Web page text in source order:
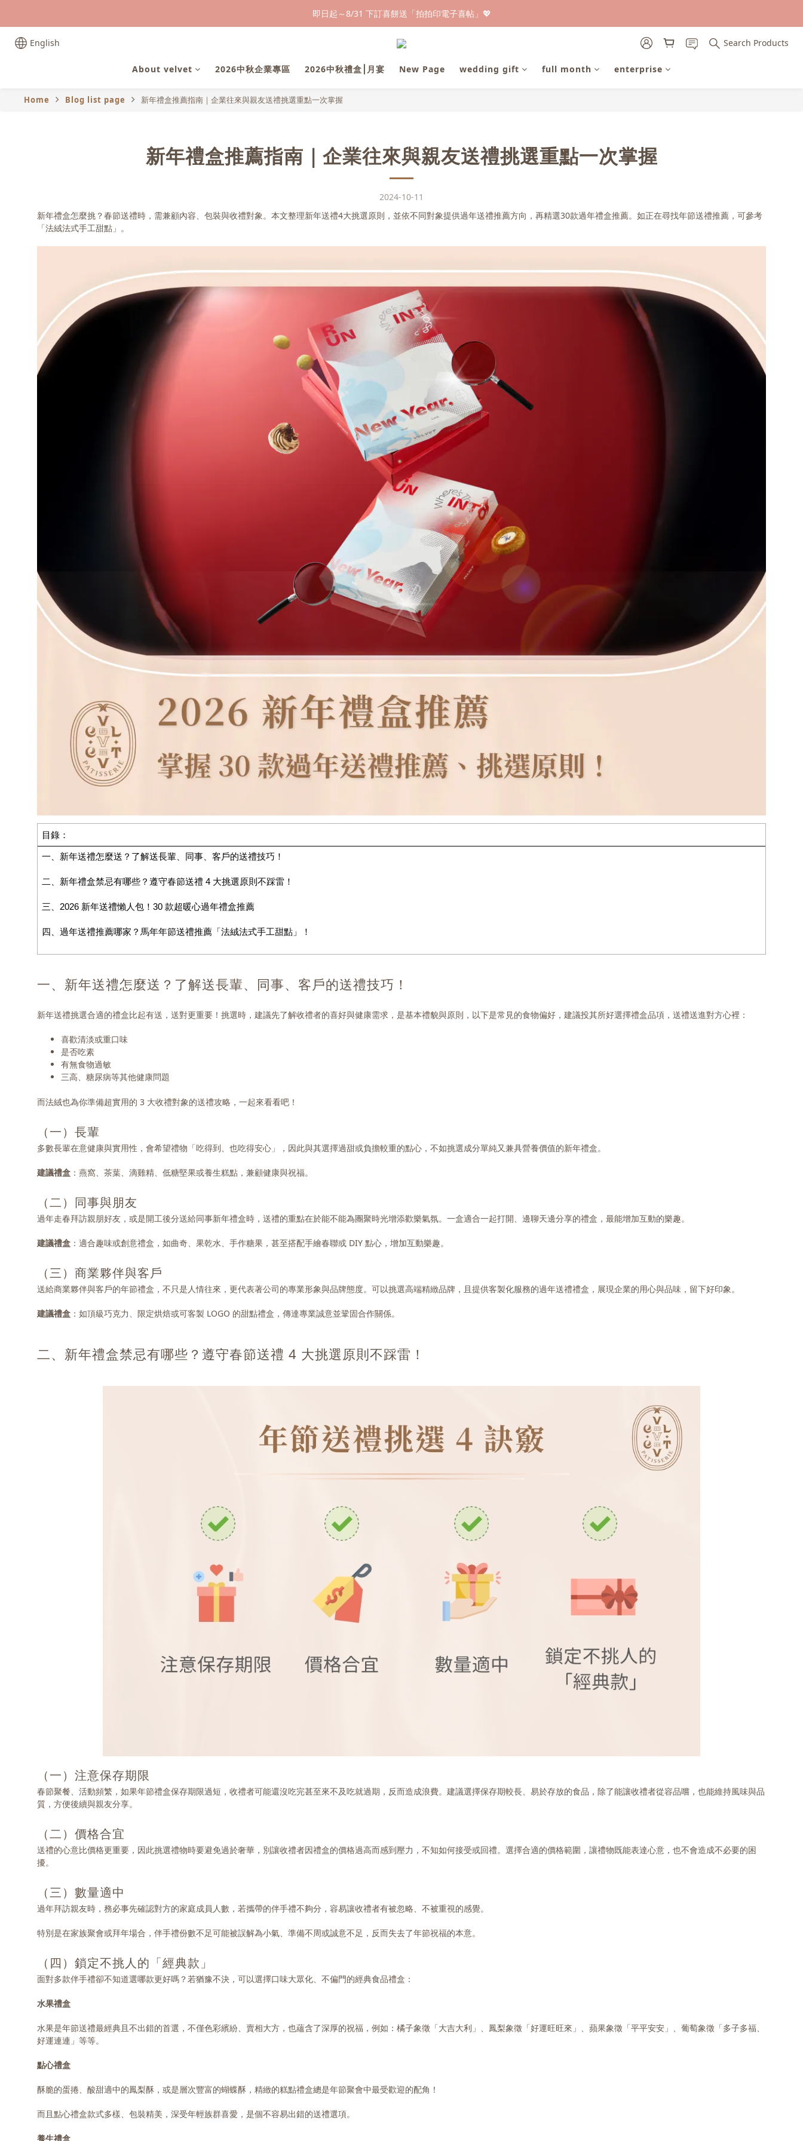
早鳥倒數🌕單盒最低只要$584🔥滿萬即享大宗優惠
即日起～8/31 下訂喜餅送「拍拍印電子喜帖」💖
快閃優惠⏰ 馬年寶寶專屬試吃禮遇｜輸碼現折$100
早鳥倒數🌕單盒最低只要$584🔥滿萬即享大宗優惠
English Search Products
About velvet 2026中秋企業專區 2026中秋禮盒⎮月宴 New Page wedding gift full month enterprise
Home Blog list page 新年禮盒推薦指南｜企業往來與親友送禮挑選重點一次掌握
新年禮盒推薦指南｜企業往來與親友送禮挑選重點一次掌握
2024-10-11
新年禮盒怎麼挑？春節送禮時，需兼顧內容、包裝與收禮對象。本文整理新年送禮4大挑選原則，並依不同對象提供過年送禮推薦方向，再精選30款過年禮盒推薦。如正在尋找年節送禮推薦，可參考
「法絨法式手工甜點」。
目錄：
一、新年送禮怎麼送？了解送長輩、同事、客戶的送禮技巧！
二、新年禮盒禁忌有哪些？遵守春節送禮 4 大挑選原則不踩雷！
三、2026 新年送禮懶人包！30 款超暖心過年禮盒推薦
四、過年送禮推薦哪家？馬年年節送禮推薦「法絨法式手工甜點」！
一、新年送禮怎麼送？了解送長輩、同事、客戶的送禮技巧！
新年送禮挑選合適的禮盒比起有送，送對更重要！挑選時，建議先了解收禮者的喜好與健康需求，是基本禮貌與原則，以下是常見的食物偏好，建議投其所好選擇禮盒品項，送禮送進對方心裡：
喜歡清淡或重口味
是否吃素
有無食物過敏
三高、糖尿病等其他健康問題
而法絨也為你準備超實用的 3 大收禮對象的送禮攻略，一起來看看吧！
（一）長輩
多數長輩在意健康與實用性，會希望禮物「吃得到、也吃得安心」，因此與其選擇過甜或負擔較重的點心，不如挑選成分單純又兼具營養價值的新年禮盒。
建議禮盒 ：燕窩、茶葉、滴雞精、低糖堅果或養生糕點，兼顧健康與祝福。
（二）同事與朋友
過年走春拜訪親朋好友，或是開工後分送給同事新年禮盒時，送禮的重點在於能不能為團聚時光增添歡樂氣氛。一盒適合一起打開、邊聊天邊分享的禮盒，最能增加互動的樂趣。
建議禮盒 ：適合趣味或創意禮盒，如曲奇、果乾水、手作糖果，甚至搭配手繪春聯或 DIY 點心，增加互動樂趣。
（三）商業夥伴與客戶
送給商業夥伴與客戶的年節禮盒，不只是人情往來，更代表著公司的專業形象與品牌態度。可以挑選高端精緻品牌，且提供客製化服務的過年送禮禮盒，展現企業的用心與品味，留下好印象。
建議禮盒 ：如頂級巧克力、限定烘焙或可客製 LOGO 的甜點禮盒，傳達專業誠意並鞏固合作關係。
二、新年禮盒禁忌有哪些？遵守春節送禮 4 大挑選原則不踩雷！
（一）注意保存期限
春節聚餐、活動頻繁，如果年節禮盒保存期限過短，收禮者可能還沒吃完甚至來不及吃就過期，反而造成浪費。建議選擇保存期較長、易於存放的食品，除了能讓收禮者從容品嚐，也能維持風味與品
質，方便後續與親友分享。
（二）價格合宜
送禮的心意比價格更重要，因此挑選禮物時要避免過於奢華，別讓收禮者因禮盒的價格過高而感到壓力，不知如何接受或回禮。選擇合適的價格範圍，讓禮物既能表達心意，也不會造成不必要的困
擾。
（三）數量適中
過年拜訪親友時，務必事先確認對方的家庭成員人數，若攜帶的伴手禮不夠分，容易讓收禮者有被忽略、不被重視的感覺。
特別是在家族聚會或拜年場合，伴手禮份數不足可能被誤解為小氣、準備不周或誠意不足，反而失去了年節祝福的本意。
（四）鎖定不挑人的「經典款」
面對多款伴手禮卻不知道選哪款更好嗎？若猶豫不決，可以選擇口味大眾化、不偏門的經典食品禮盒：
水果禮盒
水果是年節送禮最經典且不出錯的首選，不僅色彩繽紛、賣相大方，也蘊含了深厚的祝福，例如：橘子象徵「大吉大利」、鳳梨象徵「好運旺旺來」、蘋果象徵「平平安安」、葡萄象徵「多子多福、
好運連連」等等。
點心禮盒
酥脆的蛋捲、酸甜適中的鳳梨酥，或是層次豐富的蝴蝶酥，精緻的糕點禮盒總是年節聚會中最受歡迎的配角！
而且點心禮盒款式多樣、包裝精美，深受年輕族群喜愛，是個不容易出錯的送禮選項。
養生禮盒